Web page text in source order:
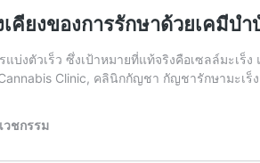
คียงของการรักษาด้วยเคมีบ
บ่งตัวเร็ว ซึ่งเป้าหมายที่แท้จริงคือเซลล์มะเ
Cannabis Clinic, คลินิกกัญชา กัญชารักษาม
วชกรรม